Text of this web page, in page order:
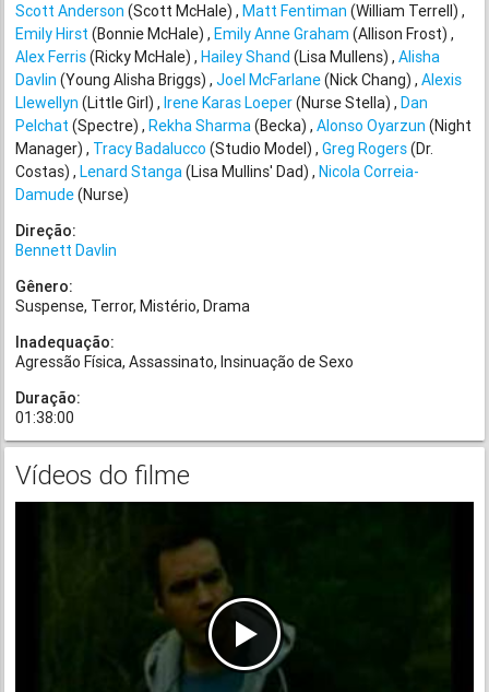
Scott Anderson (Scott McHale) Matt Fentiman (William Terrell)
Emily Hirst (Bonnie McHale) Emily Anne Graham (Allison Frost)
Alex Ferris(Ricky McHale) Hailey Shand (Lisa Mullens) Alisha
Davlin (Young Alisha Briggs) Joel McFarlane(Nick Chang) Alexis
Llewellyn (Little Girl) Irene Karas Loeper(Nurse Stella) Dan
Pelchat (Spectre) Rekha Sharma(Becka) Alonso Oyarzun (Night
Manager) Tracy Badalucco (Studio Model) Greg Rogers(Dr.
Costas) Lenard Stanga(Lisa Mullins' Dad) Nicola Correia-
Damude(Nurse)
Direção:
Bennett Davlin
Gênero:
Suspense Terror Mistério Drama
Inadequação:
Agressão Física Assassinato Insinuação de Sexo
Duração:
01:38:00
Vídeos do filme